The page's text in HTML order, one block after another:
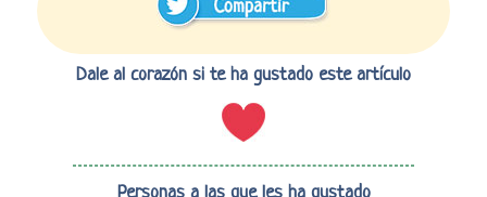
Dale al corazón si te ha gustado este artículo